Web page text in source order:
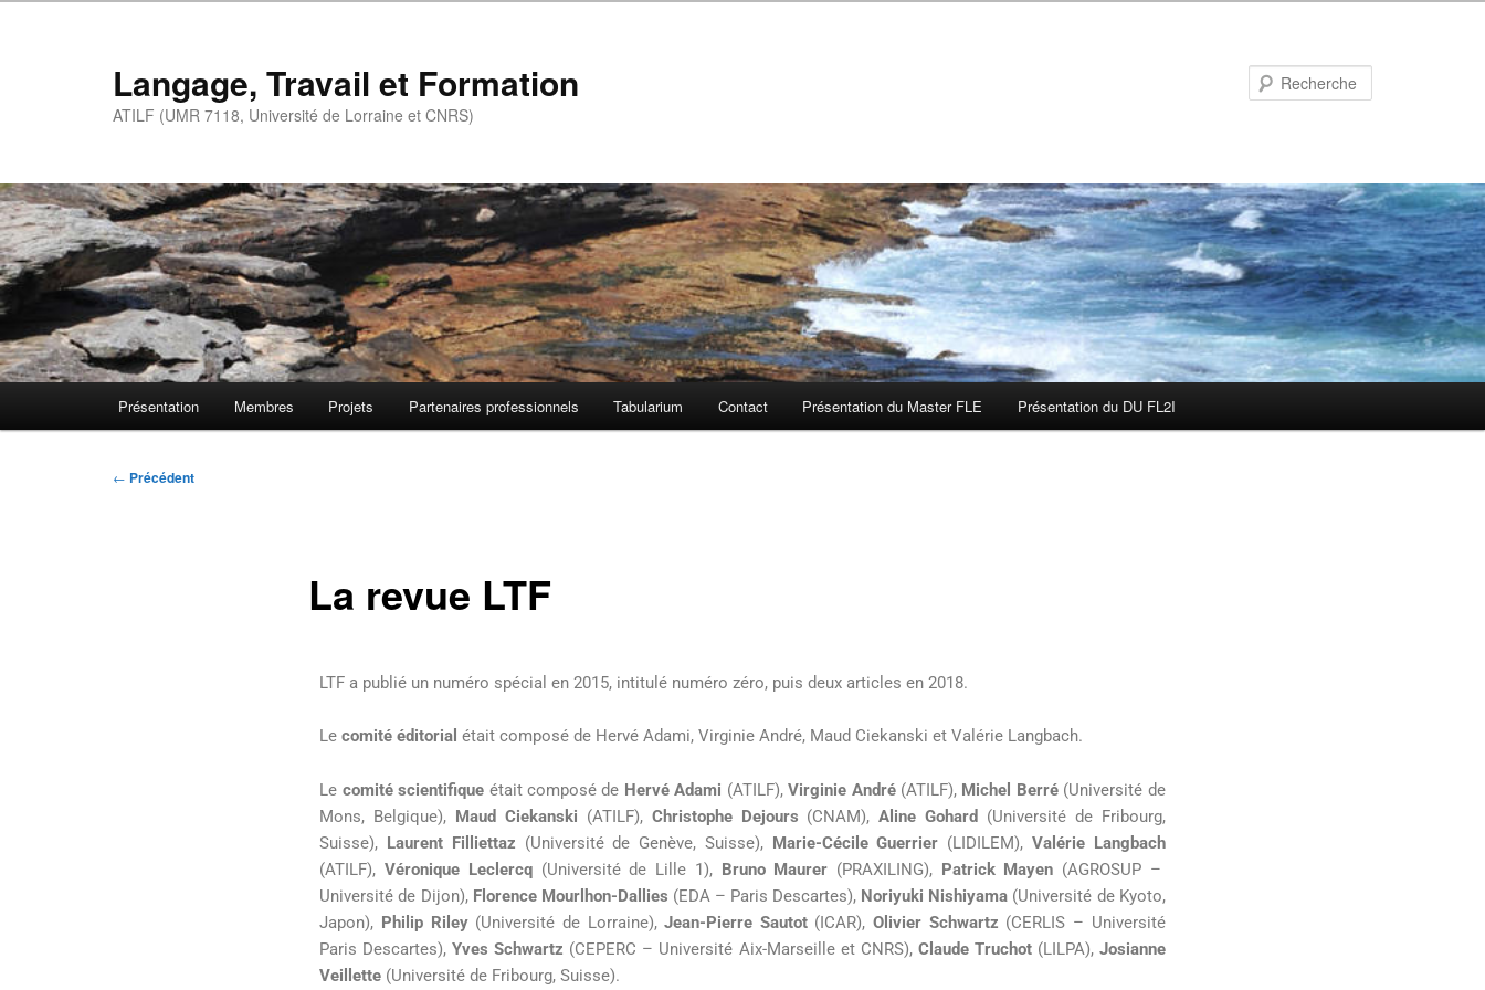
Langage, Travail et Formation
ATILF (UMR 7118, Université de Lorraine et CNRS)
Présentation Membres Projets Partenaires professionnels Tabularium Contact Présentation du Master FLE Présentation du DU FL2I
Navigation
← Précédent
La revue LTF
LTF a publié un numéro spécial en 2015, intitulé numéro zéro, puis deux articles en 2018.
Lecomité éditorial était composé de Hervé Adami, Virginie André, Maud Ciekanski et Valérie Langbach.
Le comité scientifique était composé de Hervé Adami (ATILF),Virginie André(ATILF), Michel Berré(Université de
Mons, Belgique), Maud Ciekanski (ATILF), Christophe Dejours (CNAM),Aline Gohard
(Université de Fribourg,
Suisse), Laurent Filliettaz (Université de Genève, Suisse), Marie-Cécile Guerrier (LIDILEM), Valérie Langbach
(ATILF),Véronique Leclercq(Université de Lille 1), Bruno Maurer (PRAXILING), Patrick Mayen (AGROSUP –
Université de Dijon), Florence Mourlhon-Dallies (EDA – Paris Descartes), Noriyuki Nishiyama (Université de Kyoto,
Japon), Philip Riley(Université de Lorraine),Jean-Pierre Sautot(ICAR),Olivier Schwartz (CERLIS – Université
Paris Descartes),Yves Schwartz (CEPERC – Université Aix-Marseille et CNRS), Claude Truchot(LILPA), Josianne
Veillette (Université de Fribourg, Suisse).